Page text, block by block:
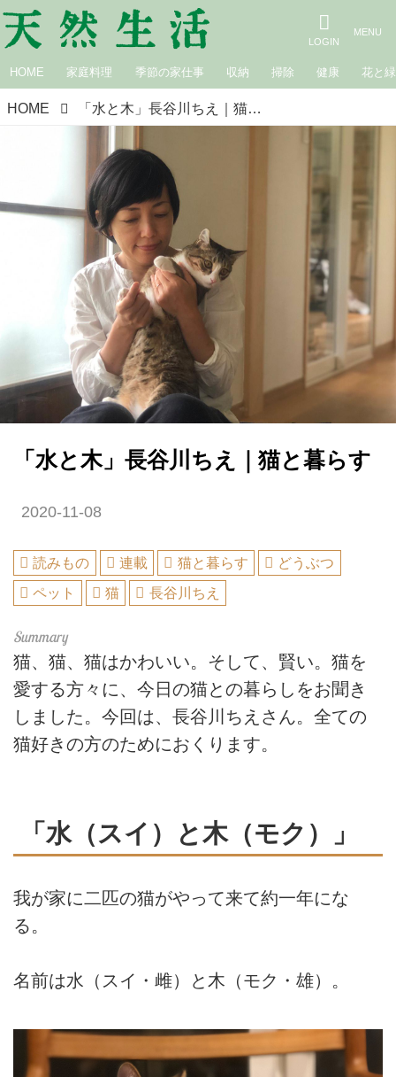
HOME 家庭料理 季節の家仕事 収納 掃除 健康 花と緑
HOME 「水と木」長谷川ちえ｜猫と暮らす
「水と木」長谷川ちえ｜猫と暮らす
2020-11-08
読みもの 連載 猫と暮らす
どうぶつ
ペット
猫 長谷川ちえ
猫、猫、猫はかわいい。そして、賢い。猫を
愛する方々に、今日の猫との暮らしをお聞き
しました。今回は、長谷川ちえさん。全ての
猫好きの方のためにおくります。
「水（スイ）と木（モク）」
我が家に二匹の猫がやって来て約一年にな
る。
名前は水（スイ・雌）と木（モク・雄）。